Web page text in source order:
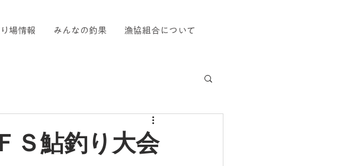
場情報 みんなの釣果 漁協組合について
Ｓ鮎釣り大会